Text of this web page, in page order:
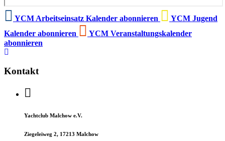
YCM Arbeitseinsatz Kalender abonnieren
YCM Jugend
Kalender abonnieren
YCM Veranstaltungskalender
abonnieren
Kontakt
Yachtclub Malchow e.V.
Ziegeleiweg 2, 17213 Malchow